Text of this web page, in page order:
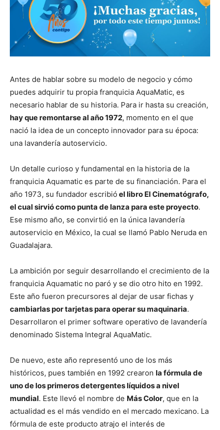
Antes de hablar sobre su modelo de negocio y cómo
puedes adquirir tu propia franquicia AquaMatic, es
necesario hablar de su historia. Para ir hasta su creación,
hay que remontarse al año 1972, momento en el que
nació la idea de un concepto innovador para su época:
una lavandería autoservicio.
Un detalle curioso y fundamental en la historia de la
franquicia Aquamatic es parte de su financiación. Para el
año 1973, su fundador escribió el libro El Cinematógrafo,
el cual sirvió como punta de lanza para este proyecto.
Ese mismo año, se convirtió en la única lavandería
autoservicio en México, la cual se llamó Pablo Neruda en
Guadalajara.
La ambición por seguir desarrollando el crecimiento de la
franquicia Aquamatic no paró y se dio otro hito en 1992.
Este año fueron precursores al dejar de usar fichas y
cambiarlas por tarjetas para operar su maquinaria.
Desarrollaron el primer software operativo de lavandería
denominado Sistema Integral AquaMatic.
De nuevo, este año representó uno de los más
históricos, pues también en 1992 crearon la fórmula de
uno de los primeros detergentes líquidos a nivel
mundial. Este llevó el nombre de Más Color, que en la
actualidad es el más vendido en el mercado mexicano. La
fórmula de este producto atrajo el interés de